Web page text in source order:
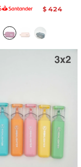
$ 424